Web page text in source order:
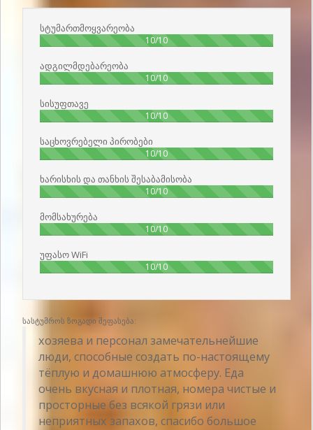
სტუმართმოყვარეობა
10/10100%
ადგილმდებარეობა
10/10100%
სისუფთავე
10/10100%
საცხოვრებელი პირობები
10/10100%
ხარისხის და თანხის შესაბამისობა
10/10100%
მომსახურება
10/10100%
უფასო WiFi
10/10100%
სასტუმროს ზოგადი შეფასება:
хозяева и персонал замечательнейшие
люди, способные создать по-настоящему
тёплую и домашнюю атмосферу. Еда
очень вкусная и плотная, номера чистые и
просторные без всякой грязи или
неприятных запахов, спасибо большое